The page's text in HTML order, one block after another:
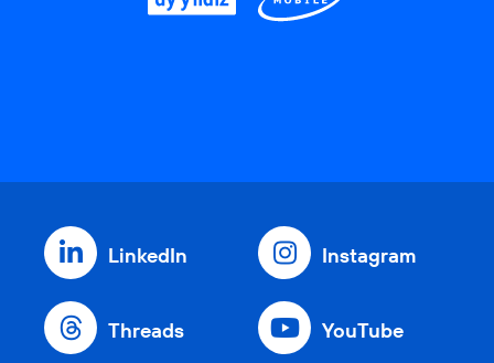
LinkedIn Instagram
Threads YouTube